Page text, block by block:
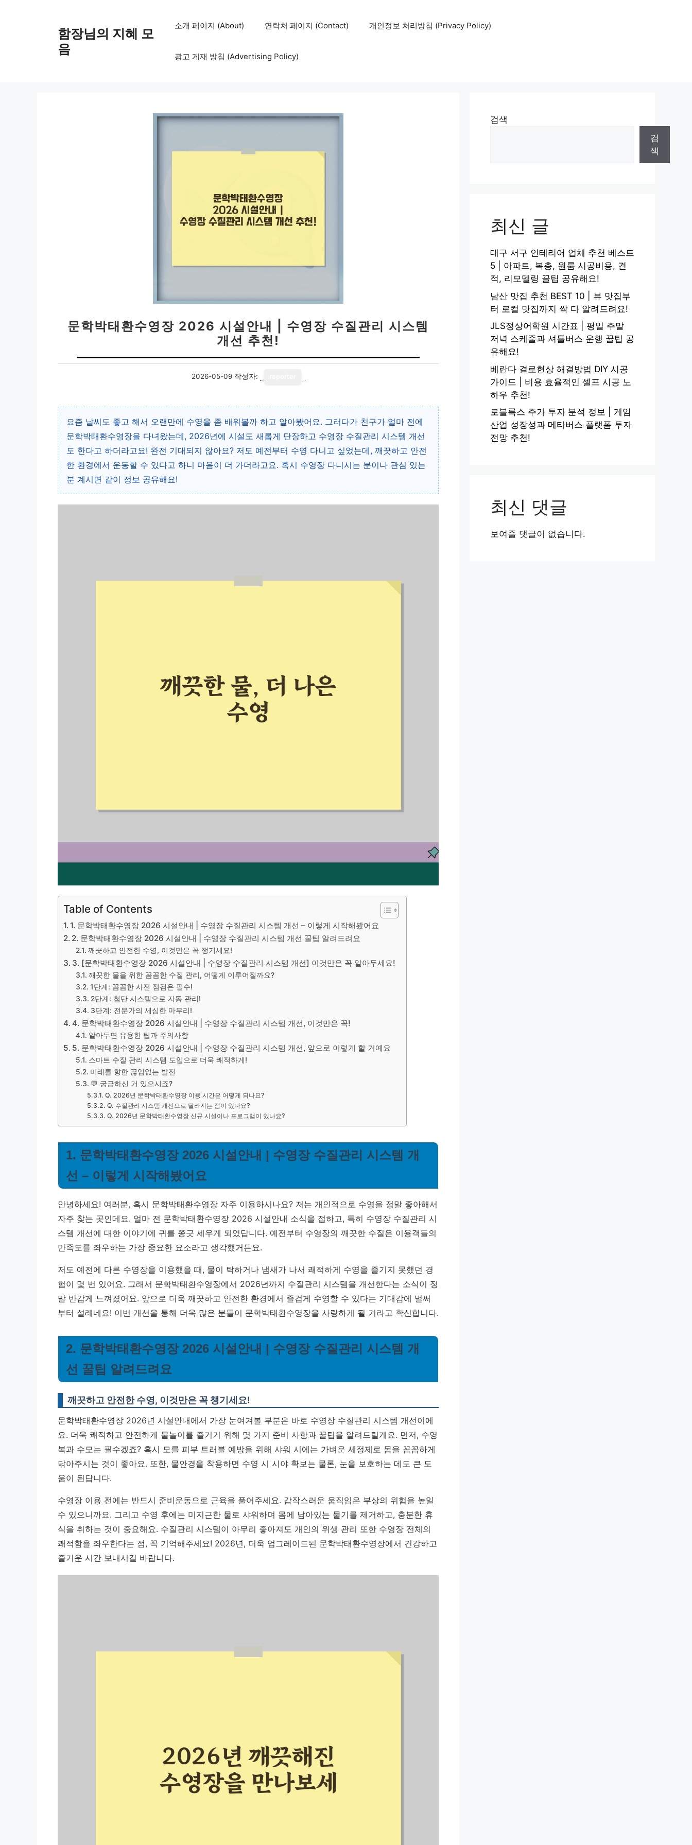
함장님의 지혜 모
음
소개 페이지 (About) 연락처 페이지 (Contact) 개인정보 처리방침 (Privacy Policy)
광고 게재 방침 (Advertising Policy)
문학박태환수영장 2026 시설안내 | 수영장 수질관리 시스템
개선 추천!
2026-05-09 작성자:
요즘 날씨도 좋고 해서 오랜만에 수영을 좀 배워볼까 하고 알아봤어요. 그러다가 친구가 얼마 전에
문학박태환수영장을 다녀왔는데, 2026년에 시설도 새롭게 단장하고 수영장 수질관리 시스템 개선
도 한다고 하더라고요! 완전 기대되지 않아요? 저도 예전부터 수영 다니고 싶었는데, 깨끗하고 안전
한 환경에서 운동할 수 있다고 하니 마음이 더 가더라고요. 혹시 수영장 다니시는 분이나 관심 있는
분 계시면 같이 정보 공유해요!
Table of Contents
1. 문학박태환수영장 2026 시설안내 | 수영장 수질관리 시스템 개선 – 이렇게 시작해봤어요
2. 문학박태환수영장 2026 시설안내 | 수영장 수질관리 시스템 개선 꿀팁 알려드려요
깨끗하고 안전한 수영, 이것만은 꼭 챙기세요!
3. [문학박태환수영장 2026 시설안내 | 수영장 수질관리 시스템 개선] 이것만은 꼭 알아두세요!
깨끗한 물을 위한 꼼꼼한 수질 관리, 어떻게 이루어질까요?
1단계: 꼼꼼한 사전 점검은 필수!
2단계: 첨단 시스템으로 자동 관리!
3단계: 전문가의 세심한 마무리!
4. 문학박태환수영장 2026 시설안내 | 수영장 수질관리 시스템 개선, 이것만은 꼭!
알아두면 유용한 팁과 주의사항
5. 문학박태환수영장 2026 시설안내 | 수영장 수질관리 시스템 개선, 앞으로 이렇게 할 거예요
스마트 수질 관리 시스템 도입으로 더욱 쾌적하게!
미래를 향한 끊임없는 발전
💬 궁금하신 거 있으시죠?
Q. 2026년 문학박태환수영장 이용 시간은 어떻게 되나요?
Q. 수질관리 시스템 개선으로 달라지는 점이 있나요?
Q. 2026년 문학박태환수영장 신규 시설이나 프로그램이 있나요?
1. 문학박태환수영장 2026 시설안내 | 수영장 수질관리 시스템 개
선 – 이렇게 시작해봤어요
안녕하세요! 여러분, 혹시 문학박태환수영장 자주 이용하시나요? 저는 개인적으로 수영을 정말 좋아해서
자주 찾는 곳인데요. 얼마 전 문학박태환수영장 2026 시설안내 소식을 접하고, 특히 수영장 수질관리 시
스템 개선에 대한 이야기에 귀를 쫑긋 세우게 되었답니다. 예전부터 수영장의 깨끗한 수질은 이용객들의
만족도를 좌우하는 가장 중요한 요소라고 생각했거든요.
저도 예전에 다른 수영장을 이용했을 때, 물이 탁하거나 냄새가 나서 쾌적하게 수영을 즐기지 못했던 경
험이 몇 번 있어요. 그래서 문학박태환수영장에서 2026년까지 수질관리 시스템을 개선한다는 소식이 정
말 반갑게 느껴졌어요. 앞으로 더욱 깨끗하고 안전한 환경에서 즐겁게 수영할 수 있다는 기대감에 벌써
부터 설레네요! 이번 개선을 통해 더욱 많은 분들이 문학박태환수영장을 사랑하게 될 거라고 확신합니다.
2. 문학박태환수영장 2026 시설안내 | 수영장 수질관리 시스템 개
선 꿀팁 알려드려요
깨끗하고 안전한 수영, 이것만은 꼭 챙기세요!
문학박태환수영장 2026년 시설안내에서 가장 눈여겨볼 부분은 바로 수영장 수질관리 시스템 개선이에
요. 더욱 쾌적하고 안전하게 물놀이를 즐기기 위해 몇 가지 준비 사항과 꿀팁을 알려드릴게요. 먼저, 수영
복과 수모는 필수겠죠? 혹시 모를 피부 트러블 예방을 위해 샤워 시에는 가벼운 세정제로 몸을 꼼꼼하게
닦아주시는 것이 좋아요. 또한, 물안경을 착용하면 수영 시 시야 확보는 물론, 눈을 보호하는 데도 큰 도
움이 된답니다.
수영장 이용 전에는 반드시 준비운동으로 근육을 풀어주세요. 갑작스러운 움직임은 부상의 위험을 높일
수 있으니까요. 그리고 수영 후에는 미지근한 물로 샤워하며 몸에 남아있는 물기를 제거하고, 충분한 휴
식을 취하는 것이 중요해요. 수질관리 시스템이 아무리 좋아져도 개인의 위생 관리 또한 수영장 전체의
쾌적함을 좌우한다는 점, 꼭 기억해주세요! 2026년, 더욱 업그레이드된 문학박태환수영장에서 건강하고
즐거운 시간 보내시길 바랍니다.
검색
검
색
최신 글
대구 서구 인테리어 업체 추천 베스트
5 | 아파트, 복층, 원룸 시공비용, 견
적, 리모델링 꿀팁 공유해요!
남산 맛집 추천 BEST 10 | 뷰 맛집부
터 로컬 맛집까지 싹 다 알려드려요!
JLS정상어학원 시간표 | 평일 주말
저녁 스케줄과 셔틀버스 운행 꿀팁 공
유해요!
베란다 결로현상 해결방법 DIY 시공
가이드 | 비용 효율적인 셀프 시공 노
하우 추천!
로블록스 주가 투자 분석 정보 | 게임
산업 성장성과 메타버스 플랫폼 투자
전망 추천!
최신 댓글
보여줄 댓글이 없습니다.